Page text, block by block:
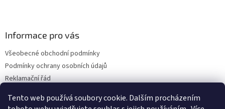
Tento web používá soubory cookie. Dalším procházením
Informace pro vás
Všeobecné obchodní podmínky
Podmínky ochrany osobních údajů
Reklamační řád
Napište nám